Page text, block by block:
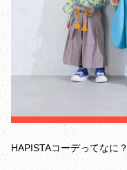
HAPISTAコーデってなに？